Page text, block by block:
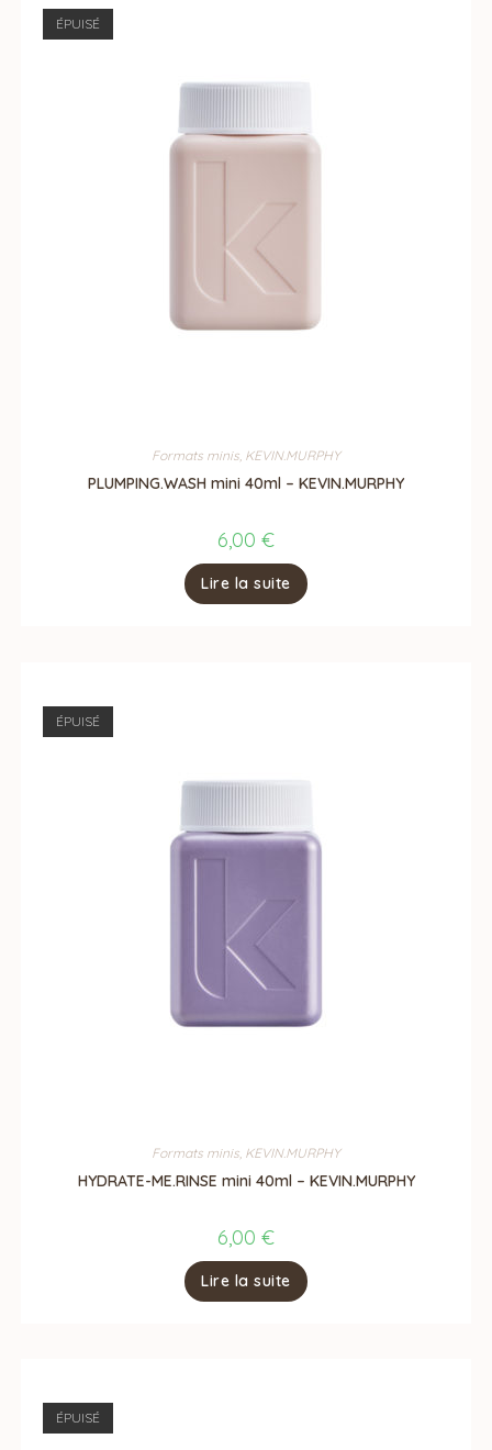
ÉPUISÉ
Formats minis, KEVIN.MURPHY
PLUMPING.WASH mini 40ml – KEVIN.MURPHY
6,00 €
Lire la suite
ÉPUISÉ
Formats minis KEVIN.MURPHY
HYDRATE-ME.RINSE mini 40ml – KEVIN.MURPHY
6,00 €
Lire la suite
ÉPUISÉ